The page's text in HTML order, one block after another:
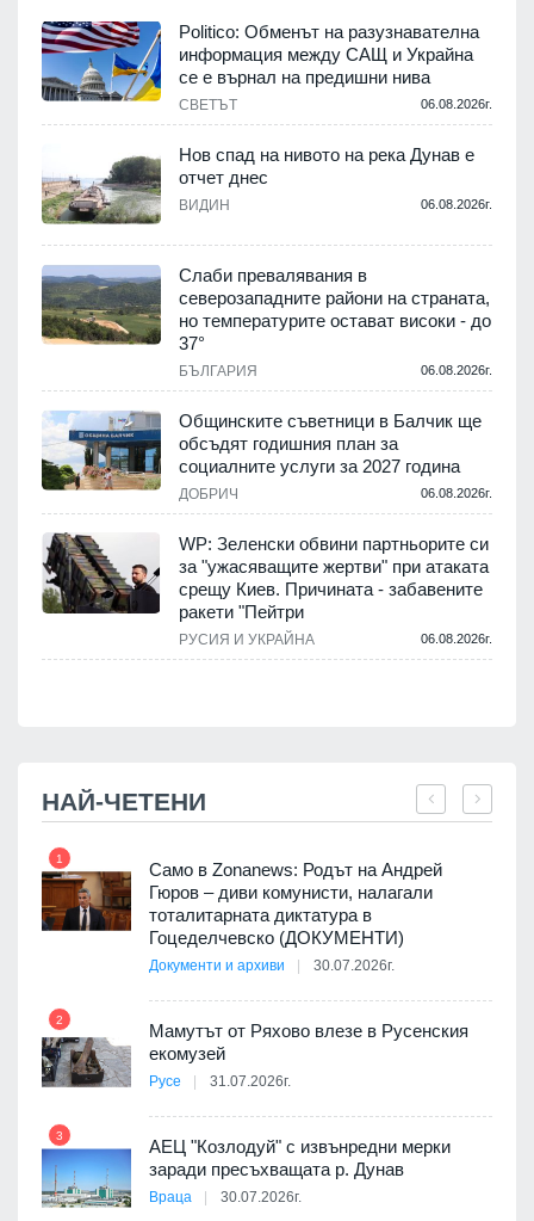
Politico: Обменът на разузнавателна
информация между САЩ и Украйна
се е върнал на предишни нива
СВЕТЪТ 06.08.2026г.
Нов спад на нивото на река Дунав е
отчет днес
ВИДИН 06.08.2026г.
Слаби превалявания в
северозападните райони на страната,
но температурите остават високи - до
37°
БЪЛГАРИЯ 06.08.2026г.
Общинските съветници в Балчик ще
обсъдят годишния план за
социалните услуги за 2027 година
ДОБРИЧ 06.08.2026г.
WP: Зеленски обвини партньорите си
за "ужасяващите жертви" при атаката
срещу Киев. Причината - забавените
ракети "Пейтри
РУСИЯ И УКРАЙНА 06.08.2026г.
НАЙ-ЧЕТЕНИ
1
Само в Zonanews: Родът на Андрей
Гюров – диви комунисти, налагали
тоталитарната диктатура в
Гоцеделчевско (ДОКУМЕНТИ)
Документи и архиви 30.07.2026г.
2
Мамутът от Ряхово влезе в Русенския
екомузей
Русе 31.07.2026г.
3
АЕЦ "Козлодуй" с извънредни мерки
заради пресъхващата р. Дунав
Враца 30.07.2026г.